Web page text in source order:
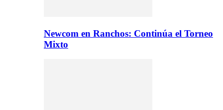
Newcom en Ranchos: Continúa el Torneo
Mixto